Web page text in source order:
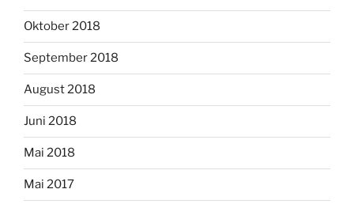
Oktober 2018
September 2018
August 2018
Juni 2018
Mai 2018
Mai 2017